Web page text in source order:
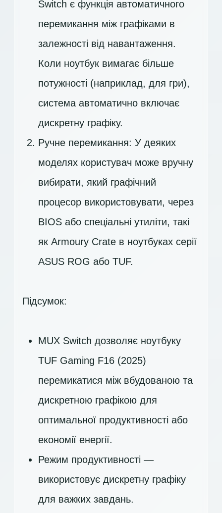
Switch є функція автоматичного
перемикання між графіками в
залежності від навантаження.
Коли ноутбук вимагає більше
потужності (наприклад, для гри),
система автоматично включає
дискретну графіку.
Ручне перемикання: У деяких
моделях користувач може вручну
вибирати, який графічний
процесор використовувати, через
BIOS або спеціальні утиліти, такі
як Armoury Crate в ноутбуках серії
ASUS ROG або TUF.
Підсумок:
MUX Switch дозволяє ноутбуку
TUF Gaming F16 (2025)
перемикатися між вбудованою та
дискретною графікою для
оптимальної продуктивності або
економії енергії.
Режим продуктивності —
використовує дискретну графіку
для важких завдань.